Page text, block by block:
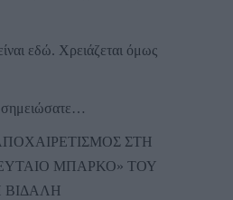
εδώ. Χρειάζεται όμως
ΣΤΗ
ΜΠΑΡΚΟ» ΤΟΥ